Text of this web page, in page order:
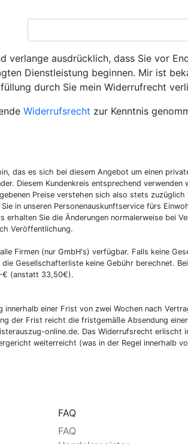
verlange ausdrücklich, dass Sie vor
Dienstleistung beginnen. Mir ist
durch Sie mein Widerrufrecht
Widerrufsrecht zur Kenntnis
das es sich bei diesem Angebot um einen
Diesem Kundenkreis entsprechend verwenden
Preise verstehen sich also stets zuzüglich
in unseren Personenauskunftservice fürs
erhalten Sie die Änderungen normalerweise bei
Veröffentlichung.
Firmen (nur GmbH's) verfügbar. Falls keine
Gesellschafterliste keine Gebühr berechnet.
€ (anstatt 33,50€).
innerhalb einer Frist von zwei Wochen nach
der Frist reicht die fristgemäße Absendung
online.de. Das Widerrufsrecht erlischt
weiterreicht (was in der Regel innerhalb
FAQ
FAQ